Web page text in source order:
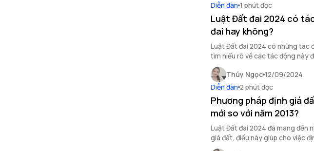
Diễn đàn 1 phút đọc
Luật Đất đai 2024 có
đai hay không?
Luật Đất đai 2024 có những tác
tìm hiểu rõ về các tác động này
hơn.
Thúy Ngọc 12/09/2024
Diễn đàn 2 phút đọc
Phương pháp định giá
mới so với năm 2013?
Luật Đất đai 2024 đã mang đến
giá đất, điều này giúp cho việc